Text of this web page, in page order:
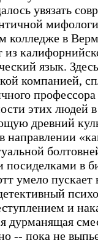
увязать
колледже в
из
язык.
компанией,
этих людей
древний
направлении
посиделками в
умело
и
дурманящая
-- пока не